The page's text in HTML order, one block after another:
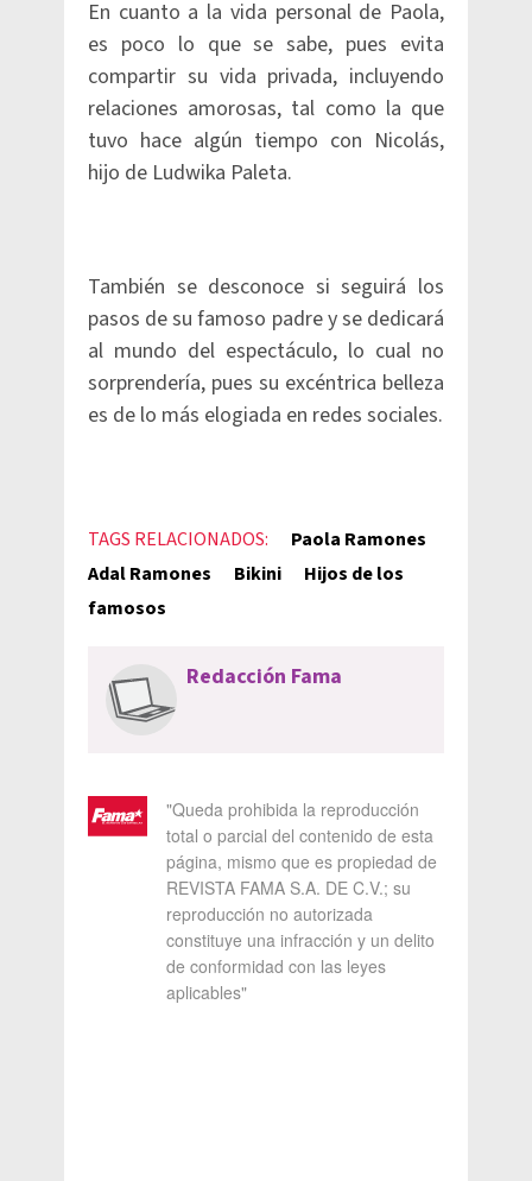
En cuanto a la vida personal de Paola,
es poco lo que se sabe, pues evita
compartir su vida privada, incluyendo
relaciones amorosas, tal como la que
tuvo hace algún tiempo con Nicolás,
hijo de Ludwika Paleta.
También se desconoce si seguirá los
pasos de su famoso padre y se dedicará
al mundo del espectáculo, lo cual no
sorprendería, pues su excéntrica belleza
es de lo más elogiada en redes sociales.
TAGS RELACIONADOS:
Paola Ramones
Adal Ramones
Bikini
Hijos de los
famosos
Redacción Fama
"Queda prohibida la reproducción
total o parcial del contenido de esta
página, mismo que es propiedad de
REVISTA FAMA S.A. DE C.V.; su
reproducción no autorizada
constituye una infracción y un delito
de conformidad con las leyes
aplicables"